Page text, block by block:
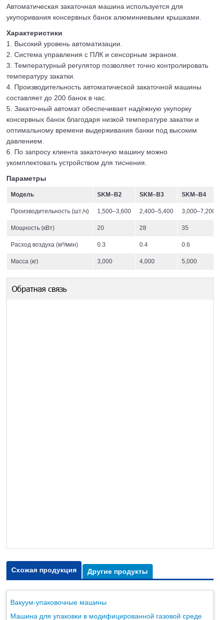
Автоматическая закаточная машина используется для
укупоривания консервных банок алюминиевыми крышками.
Характеристики
1. Высокий уровень автоматизации.
2. Система управления с ПЛК и сенсорным экраном.
3. Температурный регулятор позволяет точно контролировать
температуру закатки.
4. Производительность автоматической закаточной машины
составляет до 200 банок в час.
5. Закаточный автомат обеспечивает надёжную укупорку
консервных банок благодаря низкой температуре закатки и
оптимальному времени выдерживания банки под высоким
давлением.
6. По запросу клиента закаточную машину можно
укомплектовать устройством для тиснения.
Параметры
Модель SKM–B2 SKM–B3 SKM–B4
Производительность (шт./ч) 1,500–3,600 2,400–5,400 3,000–7,200
Мощность (кВт) 20 28 35
Расход воздуха (м³/мин) 0.3 0.4 0.6
Масса (кг) 3,000 4,000 5,000
Обратная связь
Схожая продукция Другие продукты
Вакуум-упаковочные машины
Машина для упаковки в модифицированной газовой среде